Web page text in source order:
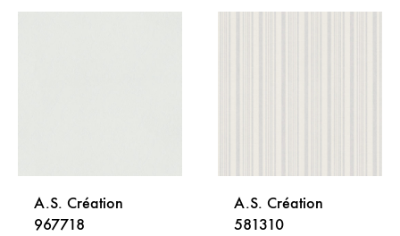
A.S. Création
967718
A.S. Création
581310